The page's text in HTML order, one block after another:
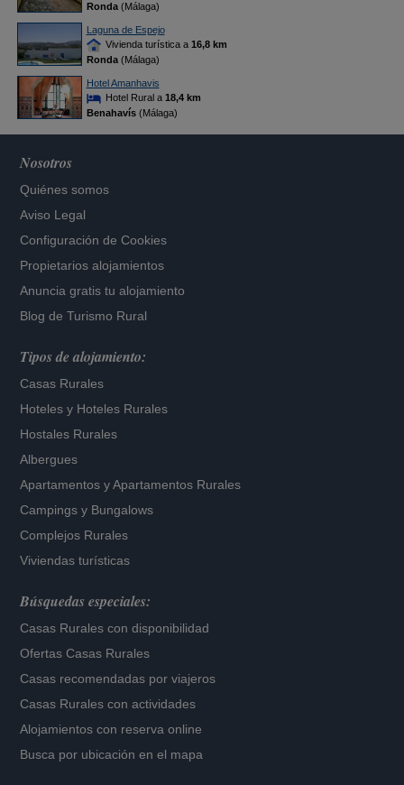
Ronda(Málaga)
Laguna de Espejo
Vivienda turística a 16,8 km
Ronda(Málaga)
Hotel Amanhavis
Hotel Rural a 18,4 km
Benahavís(Málaga)
Nosotros
Quiénes somos
Aviso Legal
Configuración de Cookies
Propietarios alojamientos
Anuncia gratis tu alojamiento
Blog de Turismo Rural
Tipos de alojamiento:
Casas Rurales
Hoteles y Hoteles Rurales
Hostales Rurales
Albergues
Apartamentos yApartamentos Rurales
Campings y Bungalows
Complejos Rurales
Viviendas turísticas
Búsquedas especiales:
Casas Rurales con disponibilidad
Ofertas Casas Rurales
Casas recomendadas por viajeros
Casas Rurales con actividades
Alojamientos con reserva online
Busca por ubicación en el mapa